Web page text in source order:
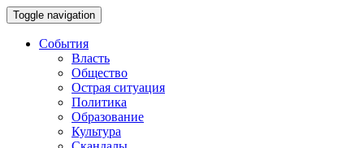
Toggle navigation
События
Власть
Общество
Острая ситуация
Политика
Образование
Культура